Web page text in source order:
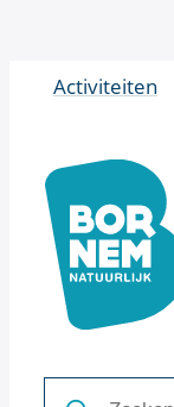
Naar inhoud
Activiteiten